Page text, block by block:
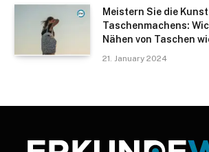
Meistern Sie die
Taschenmachens:
Nähen von Taschen
21. January 2024